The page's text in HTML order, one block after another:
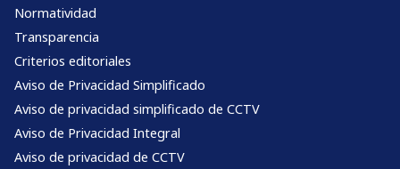
Normatividad
Transparencia
Criterios editoriales
Aviso de Privacidad Simplificado
Aviso de privacidad simplificado de CCTV
Aviso de Privacidad Integral
Aviso de privacidad de CCTV